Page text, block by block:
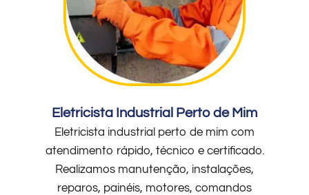
Eletricista Industrial Perto de Mim
Eletricista industrial perto de mim com
atendimento rápido, técnico e certificado.
Realizamos manutenção, instalações,
reparos, painéis, motores, comandos